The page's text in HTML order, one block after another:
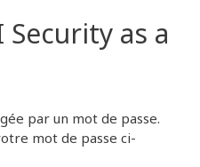
Security as a
par un mot de passe.
mot de passe ci-